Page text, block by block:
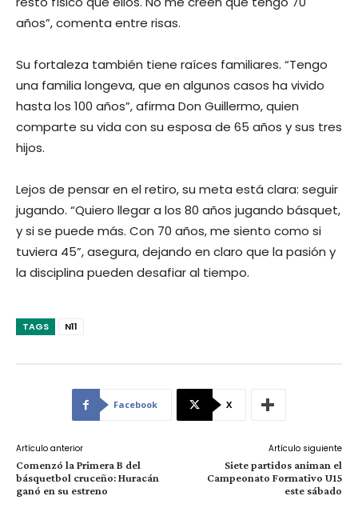
años”, comenta entre risas.
Su fortaleza también tiene raíces familiares. “Tengo
una familia longeva, que en algunos casos ha vivido
hasta los 100 años”, afirma Don Guillermo, quien
comparte su vida con su esposa de 65 años y sus tres
hijos.
Lejos de pensar en el retiro, su meta está clara: seguir
jugando. “Quiero llegar a los 80 años jugando básquet,
y si se puede más. Con 70 años, me siento como si
tuviera 45”, asegura, dejando en claro que la pasión y
la disciplina pueden desafiar al tiempo.
TAGS N11
Facebook X
Artículo anterior
Comenzó la Primera B del
básquetbol cruceño: Huracán
ganó en su estreno
Artículo siguiente
Siete partidos animan el
Campeonato Formativo U15
este sábado